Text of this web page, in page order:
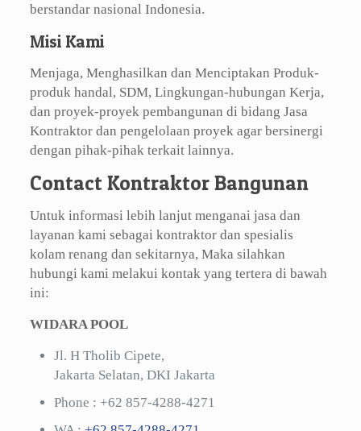
berstandar nasional Indonesia.
Misi Kami
Menjaga, Menghasilkan dan Menciptakan Produk-
produk handal, SDM, Lingkungan-hubungan Kerja,
dan proyek-proyek pembangunan di bidang Jasa
Kontraktor dan pengelolaan proyek agar bersinergi
dengan pihak-pihak terkait lainnya.
Contact Kontraktor Bangunan
Untuk informasi lebih lanjut menganai jasa dan
layanan kami sebagai kontraktor dan spesialis
kolam renang dan sekitarnya, Maka silahkan
hubungi kami melakui kontak yang tertera di bawah
ini:
WIDARA POOL
Jl. H Tholib Cipete,
Jakarta Selatan, DKI Jakarta
Phone : +62 857-4288-4271